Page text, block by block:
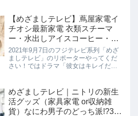
記事一覧はこちら子どもが好きな冷凍
＆チルド餃子ランキングTO...
【めざましテレビ】蔦屋家電イ
チオシ最新家電 衣類スチーマ
ー・水出しアイスコーヒー・抹
茶マシン｜彼女はキレイだった
2021年9月7日のフジテレビ系列「めざ
ましテレビ」のリポーターやってくだ
さい！ではドラマ「彼女はキレイだっ
４人が蔦屋家電のイチオシ最新家電を
リポートしてくれたので教えてく...
めざましテレビ｜ニトリの新生
活グッズ（家具家電 or収納雑
貨）なにわ男子のどっち派!?3月